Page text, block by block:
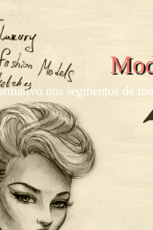
nos segmentos de